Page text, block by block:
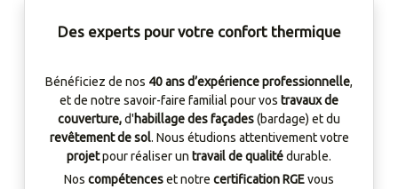
Des experts pour votre confort thermique
Bénéficiez de nos 40 ans d’expérience professionnelle,
et de notre savoir-faire familial pour vos travaux de
couverture,d'habillage des façades(bardage) et du
revêtement de sol. Nous étudions attentivement votre
projetpour réaliser un travail de qualitédurable.
Nos compétenceset notre certificationRGEvous